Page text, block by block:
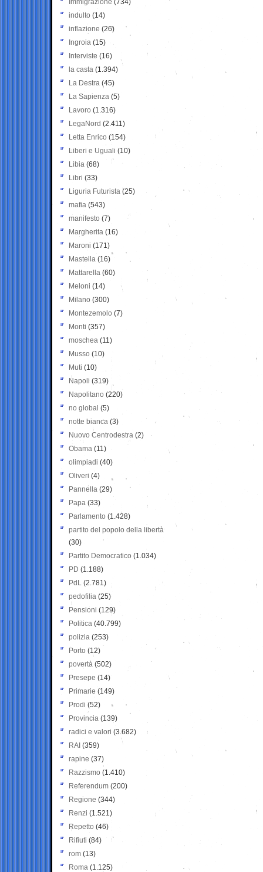
Immigrazione (734)
indulto (14)
inflazione (26)
Ingroia (15)
Interviste (16)
la casta (1.394)
La Destra (45)
La Sapienza (5)
Lavoro (1.316)
LegaNord (2.411)
Letta Enrico (154)
Liberi e Uguali (10)
Libia (68)
Libri (33)
Liguria Futurista (25)
mafia (543)
manifesto (7)
Margherita (16)
Maroni (171)
Mastella (16)
Mattarella (60)
Meloni (14)
Milano (300)
Montezemolo (7)
Monti (357)
moschea (11)
Musso (10)
Muti (10)
Napoli (319)
Napolitano (220)
no global (5)
notte bianca (3)
Nuovo Centrodestra (2)
Obama (11)
olimpiadi (40)
Oliveri (4)
Pannella (29)
Papa (33)
Parlamento (1.428)
partito del popolo della libertà
(30)
Partito Democratico (1.034)
PD (1.188)
PdL (2.781)
pedofilia (25)
Pensioni (129)
Politica (40.799)
polizia (253)
Porto (12)
povertà (502)
Presepe (14)
Primarie (149)
Prodi (52)
Provincia (139)
radici e valori (3.682)
RAI (359)
rapine (37)
Razzismo (1.410)
Referendum (200)
Regione (344)
Renzi (1.521)
Repetto (46)
Rifiuti (84)
rom (13)
Roma (1.125)